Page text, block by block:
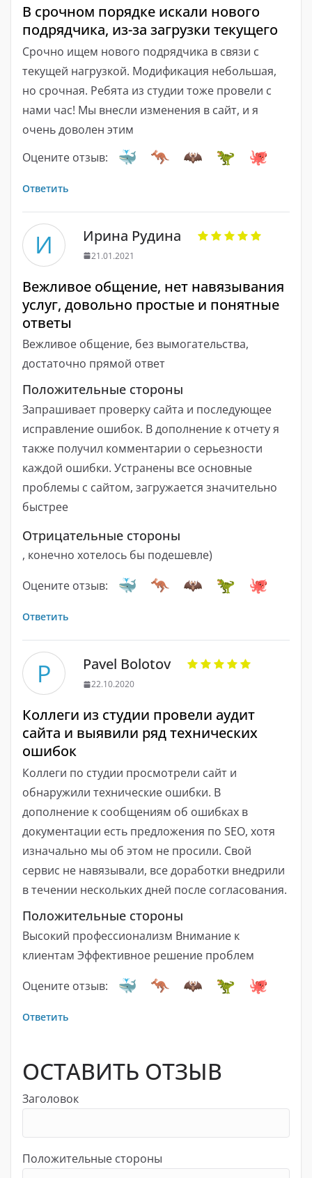
В срочном порядке искали нового
подрядчика, из-за загрузки текущего
Срочно ищем нового подрядчика в связи с
текущей нагрузкой. Модификация небольшая,
но срочная. Ребята из студии тоже провели с
нами час! Мы внесли изменения в сайт, и я
очень доволен этим
Оцените отзыв:
Ответить
И Ирина Рудина
21.01.2021
Вежливое общение, нет навязывания
услуг, довольно простые и понятные
ответы
Вежливое общение, без вымогательства,
достаточно прямой ответ
Положительные стороны
Запрашивает проверку сайта и последующее
исправление ошибок. В дополнение к отчету я
также получил комментарии о серьезности
каждой ошибки. Устранены все основные
проблемы с сайтом, загружается значительно
быстрее
Отрицательные стороны
, конечно хотелось бы подешевле)
Оцените отзыв:
Ответить
P Pavel Bolotov
22.10.2020
Коллеги из студии провели аудит
сайта и выявили ряд технических
ошибок
Коллеги по студии просмотрели сайт и
обнаружили технические ошибки. В
дополнение к сообщениям об ошибках в
документации есть предложения по SEO, хотя
изначально мы об этом не просили. Свой
сервис не навязывали, все доработки внедрили
в течении нескольких дней после согласования.
Положительные стороны
Высокий профессионализм Внимание к
клиентам Эффективное решение проблем
Оцените отзыв:
Ответить
ОСТАВИТЬ ОТЗЫВ
Заголовок
Положительные стороны